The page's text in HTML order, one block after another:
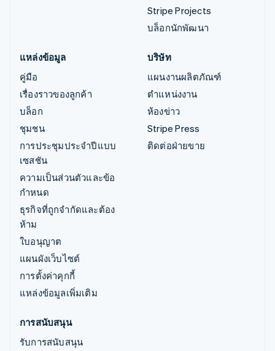
Stripe Projects
บล็อกนักพัฒนา
แหล่งข้อมูล
คู่มือ
เรื่องราวของลูกค้า
บล็อก
ชุมชน
การประชุมประจำปีแบบ
เซสชัน
ความเป็นส่วนตัวและข้อ
กำหนด
ธุรกิจที่ถูกจำกัดและต้อง
ห้าม
ใบอนุญาต
แผนผังเว็บไซต์
การตั้งค่าคุกกี้
แหล่งข้อมูลเพิ่มเติม
บริษัท
แผนงานผลิตภัณฑ์
ตำแหน่งงาน
ห้องข่าว
Stripe Press
ติดต่อฝ่ายขาย
การสนับสนุน
รับการสนับสนุน